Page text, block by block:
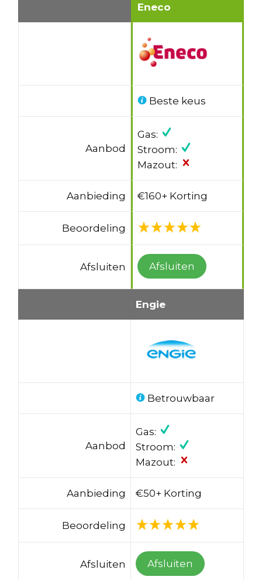
Eneco
Beste keus
Aanbod
Gas:
Stroom:
Mazout:
Aanbieding €160+ Korting
Beoordeling
Afsluiten Afsluiten
Engie
Betrouwbaar
Aanbod
Gas:
Stroom:
Mazout:
Aanbieding €50+ Korting
Beoordeling
Afsluiten Afsluiten